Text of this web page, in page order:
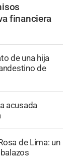
financiera
de una hija
de
acusada
de Lima: un